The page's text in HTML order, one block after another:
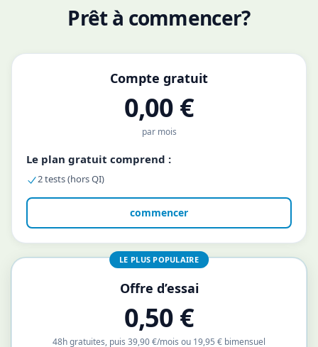
Prêt à commencer?
Compte gratuit
0,00 €
par mois
Le plan gratuit comprend :
2 tests (hors QI)
commencer
LE PLUS POPULAIRE
Offre d’essai
0,50 €
48h gratuites, puis 39,90 €/mois ou 19,95 € bimensuel